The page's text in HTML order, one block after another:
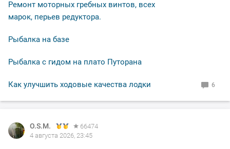
Ремонт моторных гребных винтов, всех
марок, перьев редуктора.
Рыбалка на базе
Рыбалка с гидом на плато Путорана
Как улучшить ходовые качества лодки 6
O.S.M.
66474
4 августа 2026, 23:45